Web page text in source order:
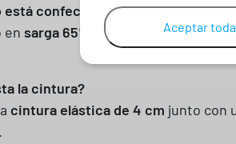
confeccionado el pantalón
en sarga 65% poliéster y 35%
la cintura?
cintura elástica de 4 cm junto con
Aceptar